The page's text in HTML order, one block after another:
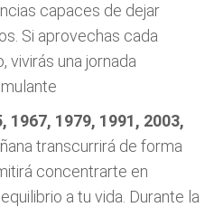
capaces de dejar
Si aprovechas cada
vivirás una jornada
1967, 1979, 1991, 2003,
transcurrirá de forma
concentrarte en
a tu vida. Durante la